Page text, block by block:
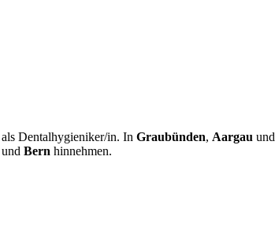
Dentalhygieniker/in. In Graubünden, Aargau und
und Bern hinnehmen.